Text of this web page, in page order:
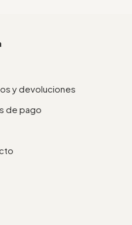
y devoluciones
de pago